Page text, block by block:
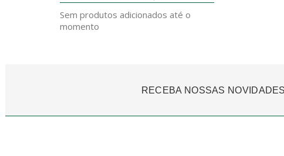
Sem produtos adicionados até o
momento
RECEBA NOSSAS